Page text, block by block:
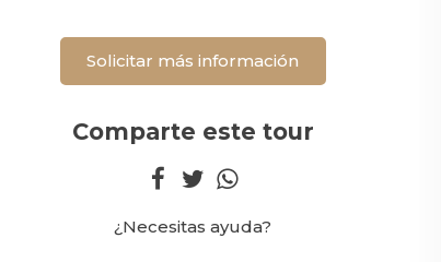
Solicitar más información
Comparte este tour
¿Necesitas ayuda?